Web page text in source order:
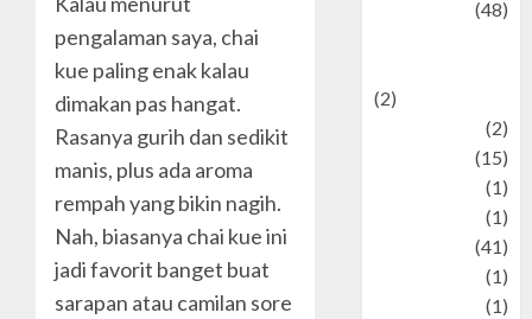
pengalaman saya, chai
kue paling enak kalau
dimakan pas hangat.
Rasanya gurih dan sedikit
manis, plus ada aroma
rempah yang bikin nagih.
Nah, biasanya chai kue ini
jadi favorit banget buat
sarapan atau camilan sore
(48)
(2)
(2)
(15)
(1)
(1)
(41)
(1)
(1)